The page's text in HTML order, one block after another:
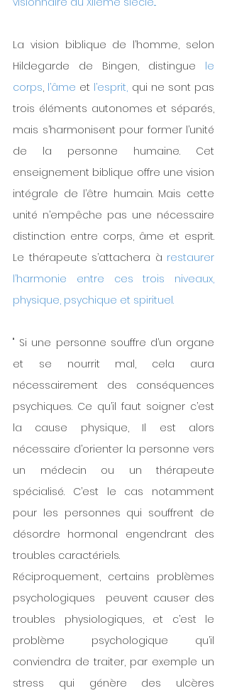
La vision biblique de l’homme, selon
Hildegarde de Bingen, distingue le
corps, l’âme et l’esprit, qui ne sont pas
trois éléments autonomes et séparés,
mais s’harmonisent pour former l’unité
de la personne humaine. Cet
enseignement biblique offre une vision
intégrale de l’être humain. Mais cette
unité n’empêche pas une nécessaire
distinction entre corps, âme et esprit.
Le thérapeute s’attachera à restaurer
l’harmonie entre ces trois niveaux,
physique, psychique et spirituel.
" Si une personne souffre d’un organe
et se nourrit mal, cela aura
nécessairement des conséquences
psychiques. Ce qu’il faut soigner c’est
la cause physique, Il est alors
nécessaire d’orienter la personne vers
un médecin ou un thérapeute
spécialisé. C’est le cas notamment
pour les personnes qui souffrent de
désordre hormonal engendrant des
troubles caractériels.
Réciproquement, certains problèmes
psychologiques  peuvent causer des
troubles physiologiques, et c’est le
problème psychologique qu’il
conviendra de traiter, par exemple un
stress qui génère des ulcères